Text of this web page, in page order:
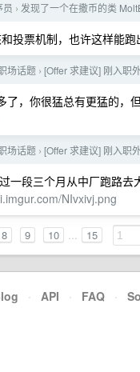
员 › 发现了一个在撒币的类
投票机制，也许这样能
场话题 › [Offer 求建议] 刚入职
了，你很猛总有更猛的，
场话题 › [Offer 求建议] 刚入职
一段三个月从中厂跑路
NIvxivj.png
8 9 10 ... 15
· API · FAQ ·